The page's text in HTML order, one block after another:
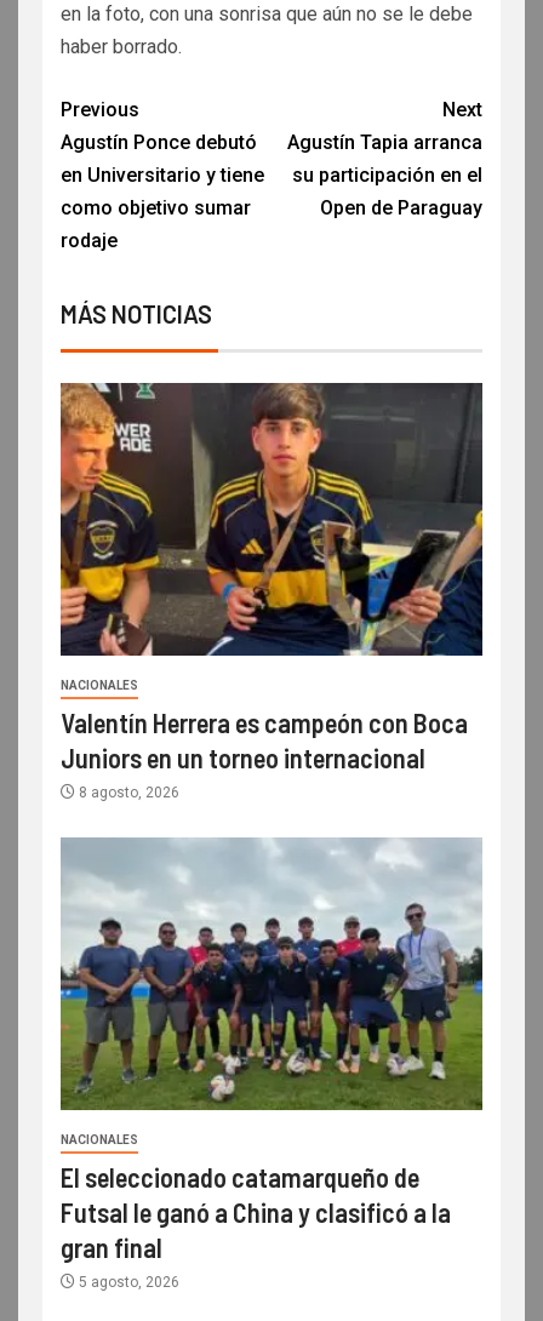
en la foto, con una sonrisa que aún no se le debe
haber borrado.
Previous
Agustín Ponce debutó
en Universitario y tiene
como objetivo sumar
rodaje
Next
Agustín Tapia arranca
su participación en el
Open de Paraguay
MÁS NOTICIAS
NACIONALES
Valentín Herrera es campeón con Boca
Juniors en un torneo internacional
8 agosto, 2026
NACIONALES
El seleccionado catamarqueño de
Futsal le ganó a China y clasificó a la
gran final
5 agosto, 2026